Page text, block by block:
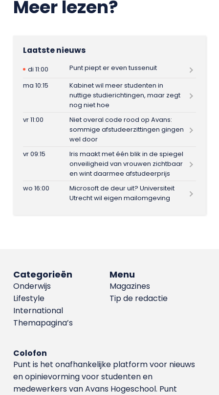
Meer lezen?
Laatste nieuws
di 11:00
Punt piept er even tussenuit
ma 10:15
Kabinet wil meer studenten in
nuttige studierichtingen, maar zegt
nog niet hoe
vr 11:00
Niet overal code rood op Avans:
sommige afstudeerzittingen gingen
wel door
vr 09:15
Iris maakt met één blik in de spiegel
onveiligheid van vrouwen zichtbaar
en wint daarmee afstudeerprijs
wo 16:00
Microsoft de deur uit? Universiteit
Utrecht wil eigen mailomgeving
Menu
Magazines
Tip de redactie
Categorieën
Onderwijs
Lifestyle
International
Themapagina’s
Colofon
Punt is het onafhankelijke platform voor nieuws
en opinievorming voor studenten en
medewerkers van Avans Hoge­school. Punt